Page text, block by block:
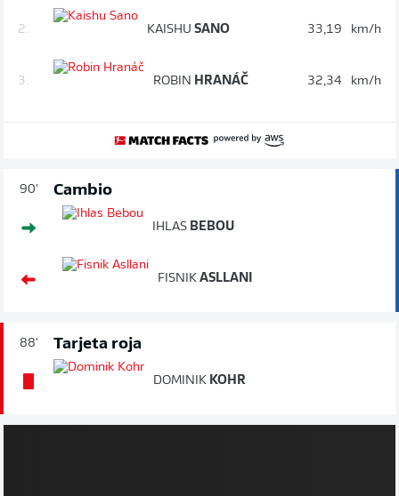
2. KAISHU SANO 33,19 km/h
3. ROBIN HRANÁČ 32,34 km/h
90' Cambio
IHLAS BEBOU
FISNIK ASLLANI
88' Tarjeta roja
DOMINIK KOHR